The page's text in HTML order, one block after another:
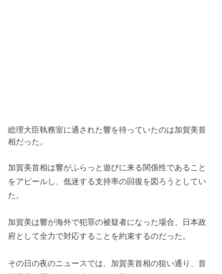
総理大臣執務室に通された響を待っていたのは加賀美首
相だった。
加賀美首相は響がふらっと遊びに来る関係性であること
をアピールし、低迷する支持率の回復を図ろうとしてい
た。
加賀美は響が海外で犯罪の被疑者になった場合、日本政
府として全力で対応することを約束するのだった。
その日の夜のニュースでは、加賀美首相の狙い通り、首